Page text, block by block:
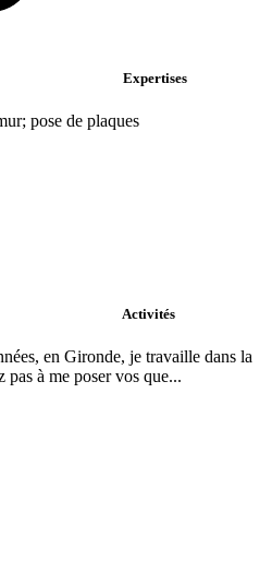
Expertises
pose de plaques
Activités
en Gironde, je travaille dans la
à me poser vos que...